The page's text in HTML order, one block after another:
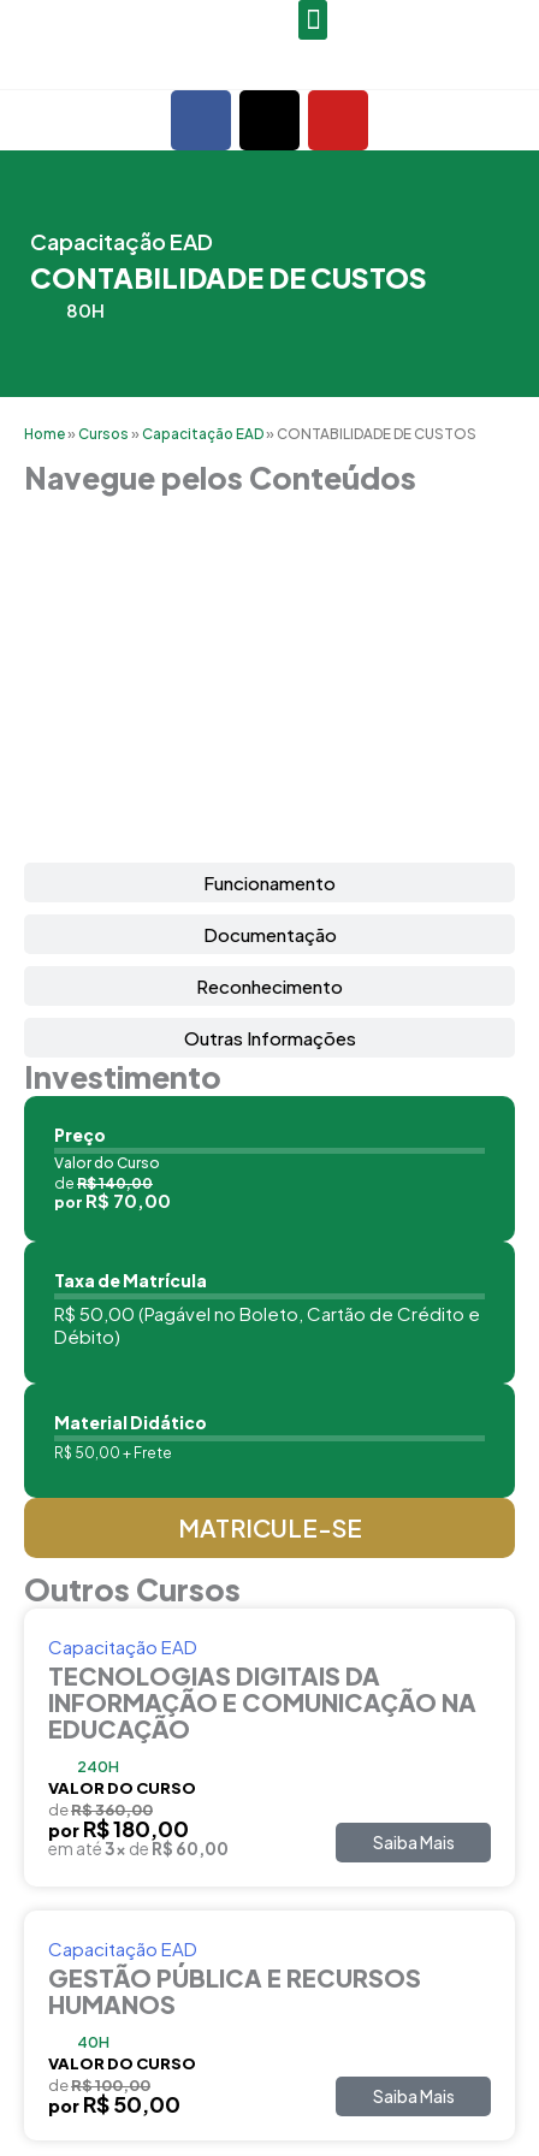
F
c
o
o
X
t
t
Y
u
e
Capacitação EAD
CONTABILIDADE DE CUSTOS
80H
Home»Cursos »Capacitação EAD» CONTABILIDADE DE CUSTOS
Navegue pelos Conteúdos
Funcionamento
Documentação
Reconhecimento
Outras Informações
Investimento
Preço
Valor do Curso
de R$ 140,00
por R$ 70,00
Taxa de Matrícula
R$ 50,00 (Pagável no Boleto, Cartão de Crédito e
Débito)
Material Didático
R$ 50,00 + Frete
MATRICULE-SE
Outros Cursos
Capacitação EAD
TECNOLOGIAS DIGITAIS DA
INFORMAÇÃO E COMUNICAÇÃO NA
EDUCAÇÃO
240H
VALOR DO CURSO
deR$ 360,00
por R$ 180,00
em até3x de R$ 60,00 Saiba Mais
Capacitação EAD
GESTÃO PÚBLICA E RECURSOS
HUMANOS
40H
VALOR DO CURSO
deR$ 100,00
por R$ 50,00 Saiba Mais